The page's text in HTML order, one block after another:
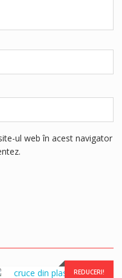
ul web în acest navigator
REDUCERI!